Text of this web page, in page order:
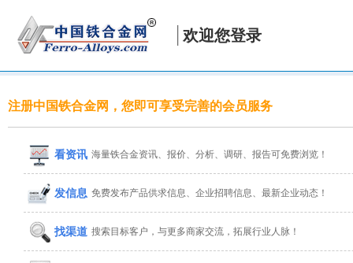
欢迎您登录
注册中国铁合金网，您即可享受完善的会员服务
看资讯 海量铁合金资讯、报价、分析、调研、报告可免费浏览！
发信息 免费发布产品供求信息、企业招聘信息、最新企业动态！
找渠道 搜索目标客户，与更多商家交流，拓展行业人脉！